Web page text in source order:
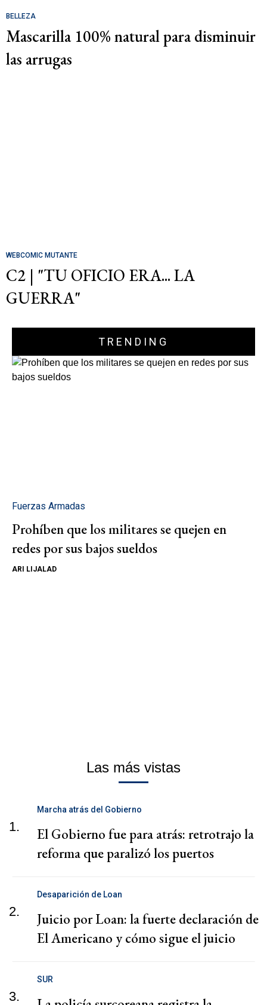
BELLEZA
Mascarilla 100% natural para disminuir
las arrugas
WEBCOMIC MUTANTE
C2 | "TU OFICIO ERA... LA
GUERRA"
TRENDING
Fuerzas Armadas
Prohíben que los militares se quejen en
redes por sus bajos sueldos
ARI LIJALAD
Las más vistas
1.
Marcha atrás del Gobierno
El Gobierno fue para atrás: retrotrajo la
reforma que paralizó los puertos
2.
Desaparición de Loan
Juicio por Loan: la fuerte declaración de
El Americano y cómo sigue el juicio
3.
SUR